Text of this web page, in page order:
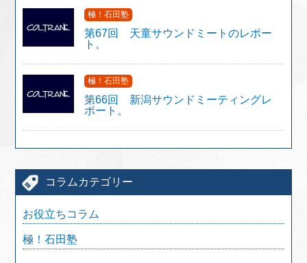
極！石田塾
第67回 天童サウンドミートのレポー
ト。
極！石田塾
第66回 新潟サウンドミーティングレ
ポート。
コラムカテゴリー
お役立ちコラム
極！石田塾